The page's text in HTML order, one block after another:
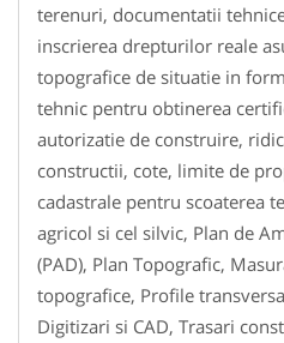
terenuri, documentatii
inscrierea drepturilor reale
topografice de situatie in
tehnic pentru obtinerea
autorizatie de construire,
constructii, cote, limite de
cadastrale pentru scoaterea
agricol si cel silvic, Plan de
(PAD), Plan Topografic,
topografice, Profile
Digitizari si CAD, Trasari